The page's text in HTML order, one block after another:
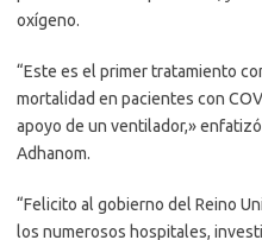
oxígeno.
“Este es el primer tratamiento
mortalidad en pacientes con
apoyo de un ventilador,»
Adhanom.
“Felicito al gobierno del Reino
los numerosos hospitales,